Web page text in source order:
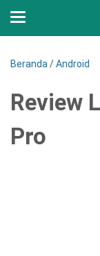
Beranda /Android
Review
Pro